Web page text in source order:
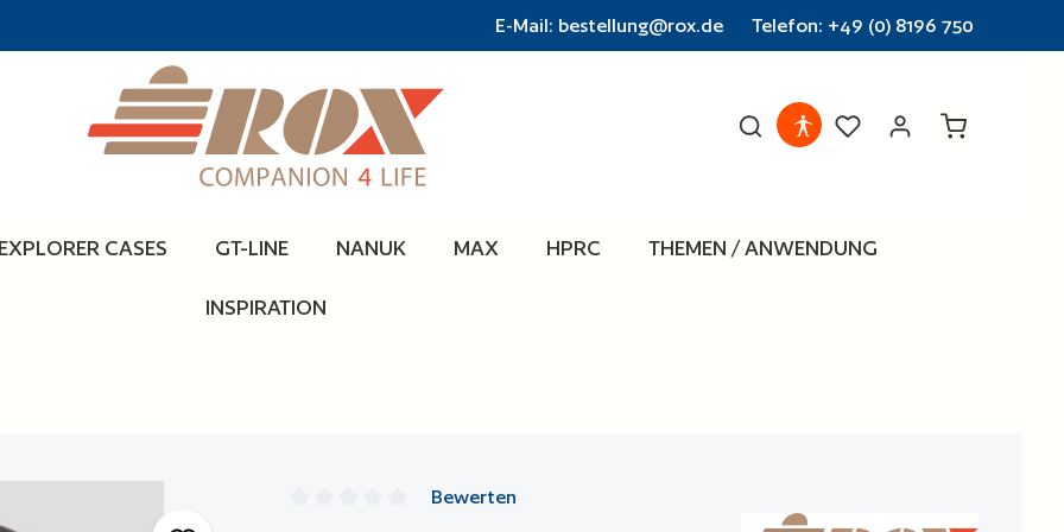
E-Mail: bestellung@rox.de Telefon: +49 (0) 8196 750
Warenkorb
EXPLORER CASES GT-LINE NANUK MAX HPRC THEMEN / ANWENDUNG
INSPIRATION
Bewerten